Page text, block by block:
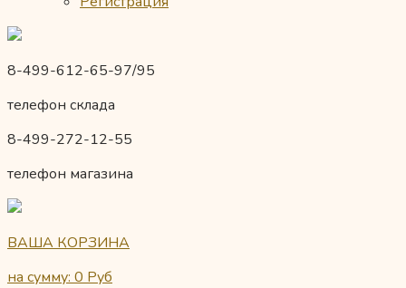
8-499-612-65-97/95
телефон склада
8-499-272-12-55
телефон магазина
ВАША КОРЗИНА
на сумму: 0 Руб